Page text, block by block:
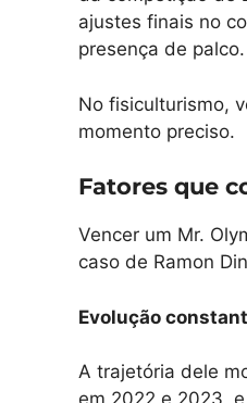
ajustes finais no
presença de palco.
No fisiculturismo,
momento preciso.
Fatores que
Vencer um Mr.
caso de Ramon
Evolução
A trajetória dele